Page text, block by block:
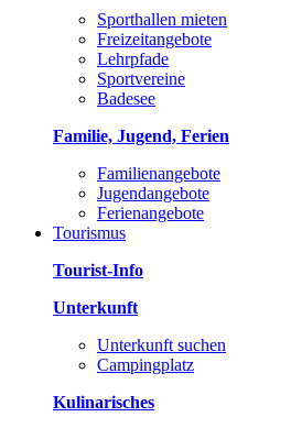
Sporthallen mieten
Freizeitangebote
Lehrpfade
Sportvereine
Badesee
Familie, Jugend, Ferien
Familienangebote
Jugendangebote
Ferienangebote
Tourismus
Tourist-Info
Unterkunft
Unterkunft suchen
Campingplatz
Kulinarisches